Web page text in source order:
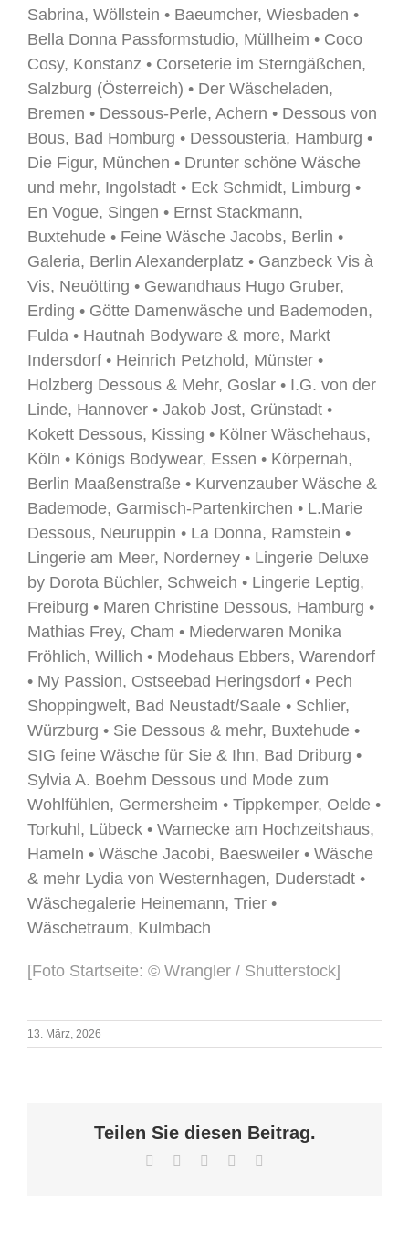
Sabrina, Wöllstein • Baeumcher, Wiesbaden •
Bella Donna Passformstudio, Müllheim • Coco
Cosy, Konstanz • Corseterie im Sterngäßchen,
Salzburg (Österreich) • Der Wäscheladen,
Bremen • Dessous-Perle, Achern • Dessous von
Bous, Bad Homburg • Dessousteria, Hamburg •
Die Figur, München • Drunter schöne Wäsche
und mehr, Ingolstadt • Eck Schmidt, Limburg •
En Vogue, Singen • Ernst Stackmann,
Buxtehude • Feine Wäsche Jacobs, Berlin •
Galeria, Berlin Alexanderplatz • Ganzbeck Vis à
Vis, Neuötting • Gewandhaus Hugo Gruber,
Erding • Götte Damenwäsche und Bademoden,
Fulda • Hautnah Bodyware & more, Markt
Indersdorf • Heinrich Petzhold, Münster •
Holzberg Dessous & Mehr, Goslar • I.G. von der
Linde, Hannover • Jakob Jost, Grünstadt •
Kokett Dessous, Kissing • Kölner Wäschehaus,
Köln • Königs Bodywear, Essen • Körpernah,
Berlin Maaßenstraße • Kurvenzauber Wäsche &
Bademode, Garmisch-Partenkirchen • L.Marie
Dessous, Neuruppin • La Donna, Ramstein •
Lingerie am Meer, Norderney • Lingerie Deluxe
by Dorota Büchler, Schweich • Lingerie Leptig,
Freiburg • Maren Christine Dessous, Hamburg •
Mathias Frey, Cham • Miederwaren Monika
Fröhlich, Willich • Modehaus Ebbers, Warendorf
• My Passion, Ostseebad Heringsdorf • Pech
Shoppingwelt, Bad Neustadt/Saale • Schlier,
Würzburg • Sie Dessous & mehr, Buxtehude •
SIG feine Wäsche für Sie & Ihn, Bad Driburg •
Sylvia A. Boehm Dessous und Mode zum
Wohlfühlen, Germersheim • Tippkemper, Oelde •
Torkuhl, Lübeck • Warnecke am Hochzeitshaus,
Hameln • Wäsche Jacobi, Baesweiler • Wäsche
& mehr Lydia von Westernhagen, Duderstadt •
Wäschegalerie Heinemann, Trier •
Wäschetraum, Kulmbach
[Foto Startseite: © Wrangler / Shutterstock]
13. März, 2026
Teilen Sie diesen Beitrag.
Facebook WhatsApp
Pinterest